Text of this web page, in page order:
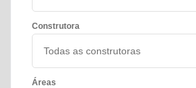
Construtora
Áreas